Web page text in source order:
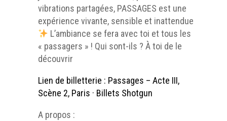
vibrations partagées, PASSAGES est une
expérience vivante, sensible et inattendue
L’ambiance se fera avec toi et tous les
« passagers » ! Qui sont-ils ? À toi de le
découvrir
Lien de billetterie : Passages – Acte III,
Scène 2, Paris · Billets Shotgun
A propos :